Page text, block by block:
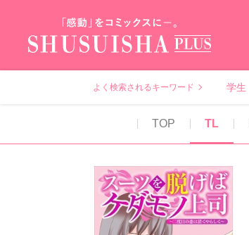
よく検索されるキーワード 学生
TOP TL